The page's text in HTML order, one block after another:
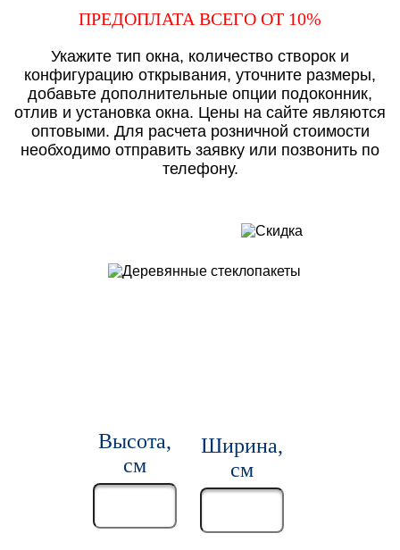
ПРЕДОПЛАТА ВСЕГО ОТ 10%
Укажите тип окна, количество створок и
конфигурацию открывания, уточните размеры,
добавьте дополнительные опции подоконник,
отлив и установка окна. Цены на сайте являются
оптовыми. Для расчета розничной стоимости
необходимо отправить заявку или позвонить по
телефону.
Высота,
см
Ширина,
см